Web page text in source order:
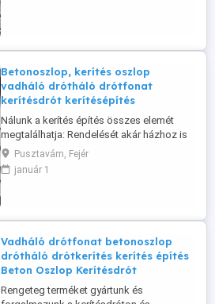
Betonoszlop, kerítés oszlop
vadháló drótháló drótfonat
kerítésdrót kerítésépítés
Nálunk a kerítés építés összes elemét
megtalálhatja: Rendelését akár házhoz is
szállítjuk, hívjon minket bátran!!
Pusztavám, Fejér
január 1
Vadháló drótfonat betonoszlop
drótháló drótkerítés kerítés építés
Beton Oszlop Kerítésdrót
Rengeteg terméket gyártunk és